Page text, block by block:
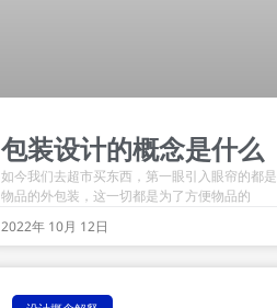
包装设计的概念是什么
如今我们去超市买东西，第一眼引入眼帘的都是
物品的外包装，这一切都是为了方便物品的
2022年 10月 12日